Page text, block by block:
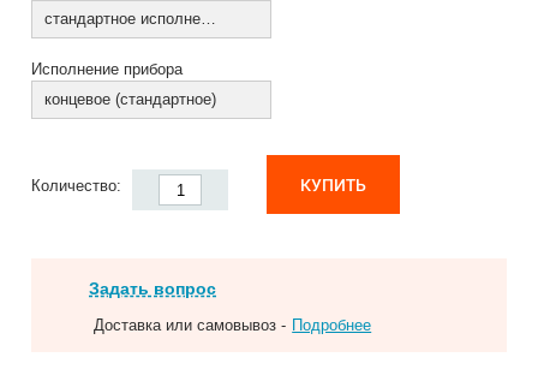
стандартное исполнение
Исполнение прибора
концевое (стандартное)
Количество: КУПИТЬ
Задать вопрос
Доставка или самовывоз - Подробнее